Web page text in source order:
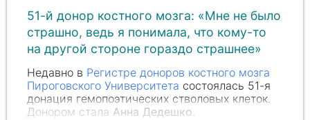
51-й донор костного мозга: «Мне не было
страшно, ведь я понимала, что кому-то
на другой стороне гораздо страшнее»
Недавно в Регистре доноров костного мозга
Пироговского Университета состоялась 51-я
донация гемопоэтических стволовых клеток.
Донором стала Анна Дедешко.